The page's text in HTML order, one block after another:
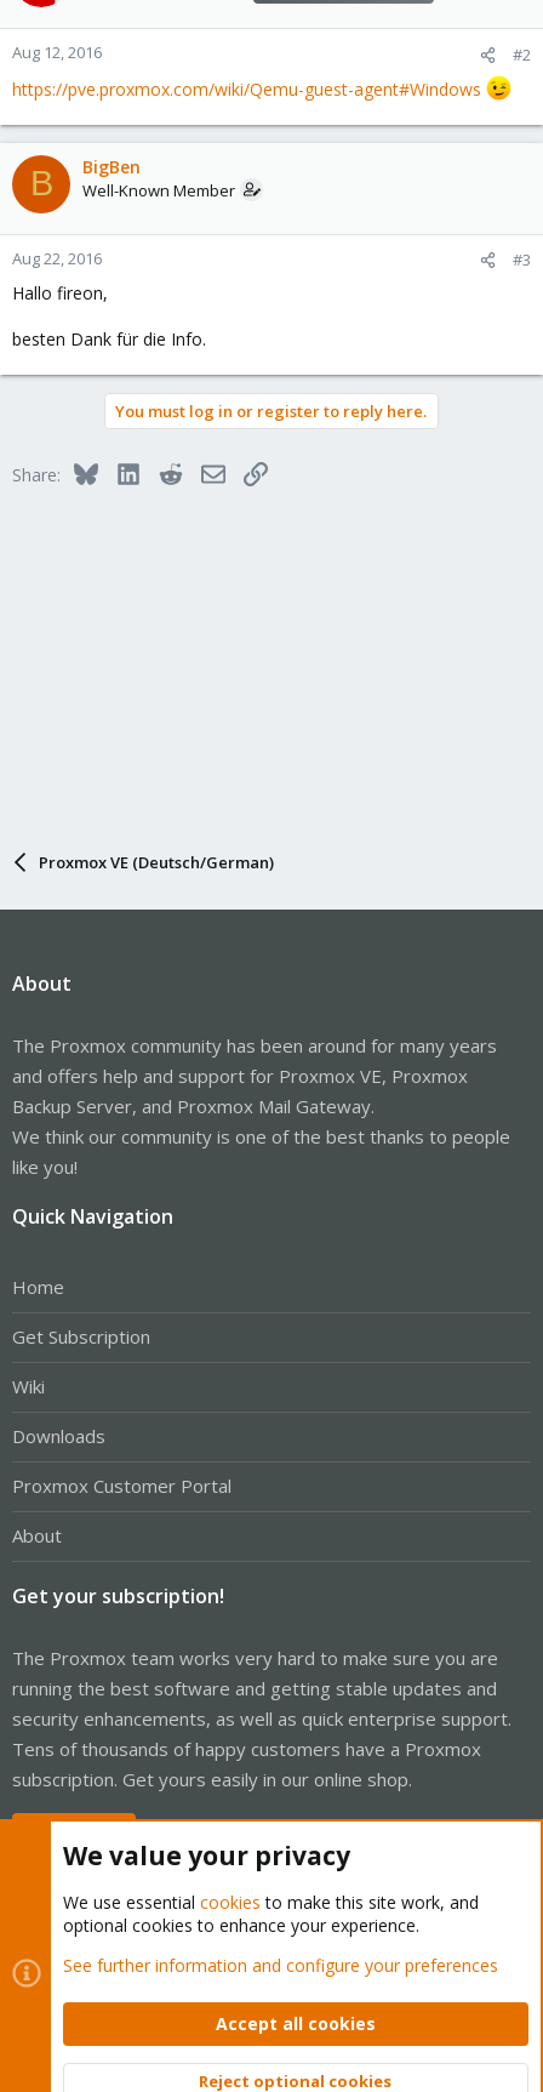
Aug 12, 2016 #2
https://pve.proxmox.com/wiki/Qemu-guest-agent#Windows
B BigBen
Well-Known Member
Aug 22, 2016 #3
Hallo fireon,
besten Dank für die Info.
You must log in or register to reply here.
Share: BlueskyLinkedInRedditEmailLink
Proxmox VE (Deutsch/German)
About
The Proxmox community has been around for many years
and offers help and support for Proxmox VE, Proxmox
Backup Server, and Proxmox Mail Gateway.
We think our community is one of the best thanks to people
like you!
Quick Navigation
Home
Get Subscription
Wiki
Downloads
Proxmox Customer Portal
About
Get your subscription!
The Proxmox team works very hard to make sure you are
running the best software and getting stable updates and
security enhancements, as well as quick enterprise support.
Tens of thousands of happy customers have a Proxmox
subscription. Get yours easily in our online shop.
Cookies
Proxmox Support Forum - Light Mode
Contact us
Terms and rules Privacy policy Help Home
Community platform by XenForo © 2010-2026 XenForo Ltd.
We value your privacy
We use essential cookies to make this site work, and
optional cookies to enhance your experience.
See further information and configure your preferences
Accept all cookies
Reject optional cookies